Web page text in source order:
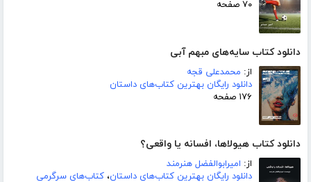
۷۰ صفحه
دانلود کتاب سایه‌های مبهم آبی
از: محمدعلی قجه
دانلود رایگان بهترین کتاب‌های داستان
۱۷۶ صفحه
دانلود کتاب هیولاها، افسانه یا واقعی؟
از: امیرابوالفضل هنرمند
دانلود رایگان بهترین کتاب‌های داستان، کتاب‌های سرگرمی